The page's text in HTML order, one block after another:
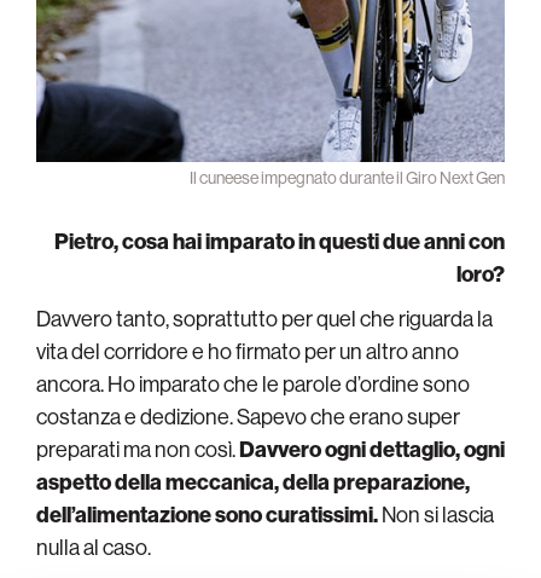
Il cuneese impegnato durante il Giro Next Gen
Pietro, cosa hai imparato in questi due anni con
loro?
Davvero tanto, soprattutto per quel che riguarda la
vita del corridore e ho firmato per un altro anno
ancora. Ho imparato che le parole d’ordine sono
costanza e dedizione. Sapevo che erano super
preparati ma non così.Davvero ogni dettaglio, ogni
aspetto della meccanica, della preparazione,
dell’alimentazione sono curatissimi.Non si lascia
nulla al caso.